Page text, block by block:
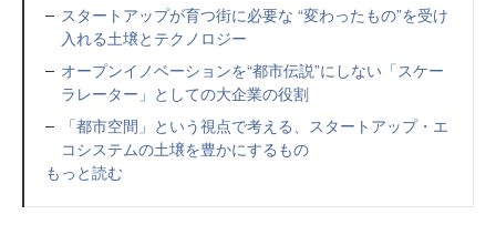
スタートアップが育つ街に必要な “変わったもの”を受け
入れる土壌とテクノロジー
オープンイノベーションを“都市伝説”にしない「スケー
ラレーター」としての大企業の役割
「都市空間」という視点で考える、スタートアップ・エ
コシステムの土壌を豊かにするもの
もっと読む